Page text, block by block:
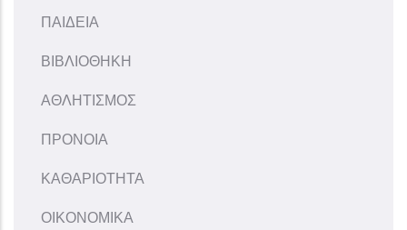
ΠΑΙΔΕΙΑ
ΒΙΒΛΙΟΘΗΚΗ
ΑΘΛΗΤΙΣΜΟΣ
ΠΡΟΝΟΙΑ
ΚΑΘΑΡΙΟΤΗΤΑ
ΟΙΚΟΝΟΜΙΚΑ